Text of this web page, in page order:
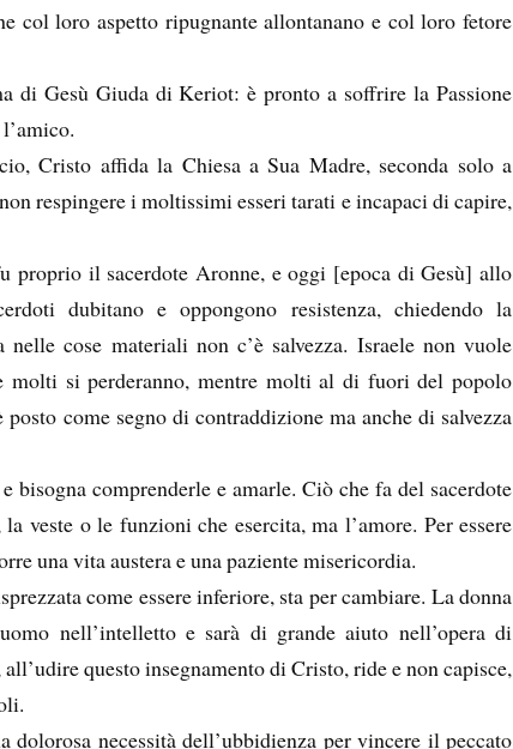
col loro aspetto ripugnante allontanano e col loro fetore
di Gesù Giuda di Keriot: è pronto a soffrire la Passione
Cristo affida la Chiesa a Sua Madre, seconda solo a
respingere i moltissimi esseri tarati e incapaci di capire,
il sacerdote Aronne, e oggi [epoca di Gesù] allo
dubitano e oppongono resistenza, chiedendo la
cose materiali non c’è salvezza. Israele non vuole
molti si perderanno, mentre molti al di fuori del popolo
come segno di contraddizione ma anche di salvezza
bisogna comprenderle e amarle. Ciò che fa del sacerdote
veste o le funzioni che esercita, ma l’amore. Per essere
una vita austera e una paziente misericordia.
come essere inferiore, sta per cambiare. La donna
nell’intelletto e sarà di grande aiuto nell’opera di
questo insegnamento di Cristo, ride e non capisce,
dolorosa necessità dell’ubbidienza per vincere il peccato